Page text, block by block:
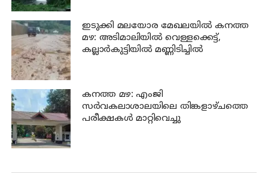
ഇടുക്കി മലയോര മേഖലയിൽ കനത്ത
മഴ: അടിമാലിയിൽ വെള്ളക്കെട്ട്,
കല്ലാർകുട്ടിയിൽ മണ്ണിടിച്ചിൽ
കനത്ത മഴ: എംജി
സർവകലാശാലയിലെ തിങ്കളാഴ്ചത്തെ
പരീക്ഷകൾ മാറ്റിവെച്ചു